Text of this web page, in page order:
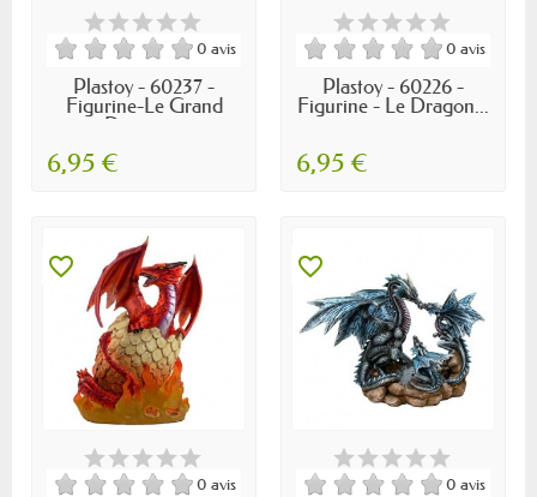
0 avis
Plastoy - 60237 -
Figurine-Le Grand
Dragon...
6,95 €
0 avis
Plastoy - 60226 -
Figurine - Le Dragon...
6,95 €
favorite_border
0 avis
favorite_border
0 avis